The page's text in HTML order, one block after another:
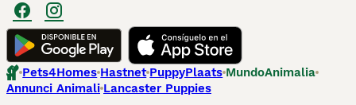
Pets4Homes Hastnet PuppyPlaats MundoAnimalia
Annunci Animali Lancaster Puppies